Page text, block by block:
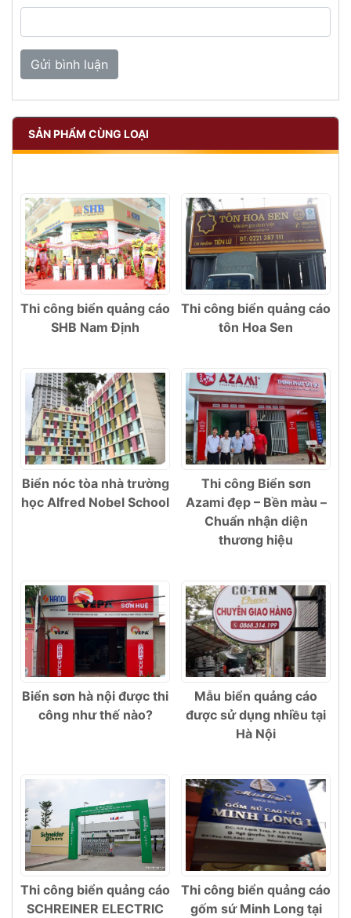
SẢN PHẨM CÙNG LOẠI
Thi công biển quảng cáo
SHB Nam Định
Thi công biển quảng cáo
tôn Hoa Sen
Biển nóc tòa nhà trường
học Alfred Nobel School
Thi công Biển sơn
Azami đẹp – Bền màu –
Chuẩn nhận diện
thương hiệu
Biển sơn hà nội được thi
công như thế nào?
Mẫu biển quảng cáo
được sử dụng nhiều tại
Hà Nội
Thi công biển quảng cáo
SCHREINER ELECTRIC
Thi công biển quảng cáo
gốm sứ Minh Long tại